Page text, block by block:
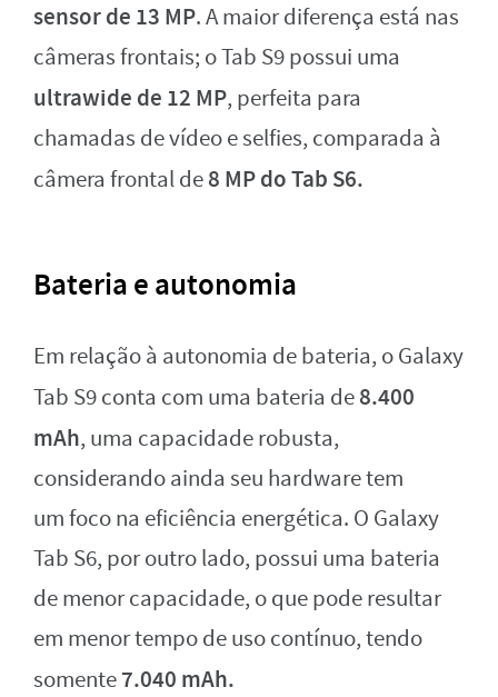
sensor de 13 MP. A maior diferença está nas
câmeras frontais; o Tab S9 possui uma
ultrawide de 12 MP, perfeita para
chamadas de vídeo e selfies, comparada à
câmera frontal de8 MP do Tab S6.
Bateria e autonomia
Em relação à autonomia de bateria, o Galaxy
Tab S9 conta com uma bateria de8.400
mAh, uma capacidade robusta,
considerando ainda seu hardware tem
um foco na eficiência energética. O Galaxy
Tab S6, por outro lado, possui uma bateria
de menor capacidade, o que pode resultar
em menor tempo de uso contínuo, tendo
somente7.040 mAh.